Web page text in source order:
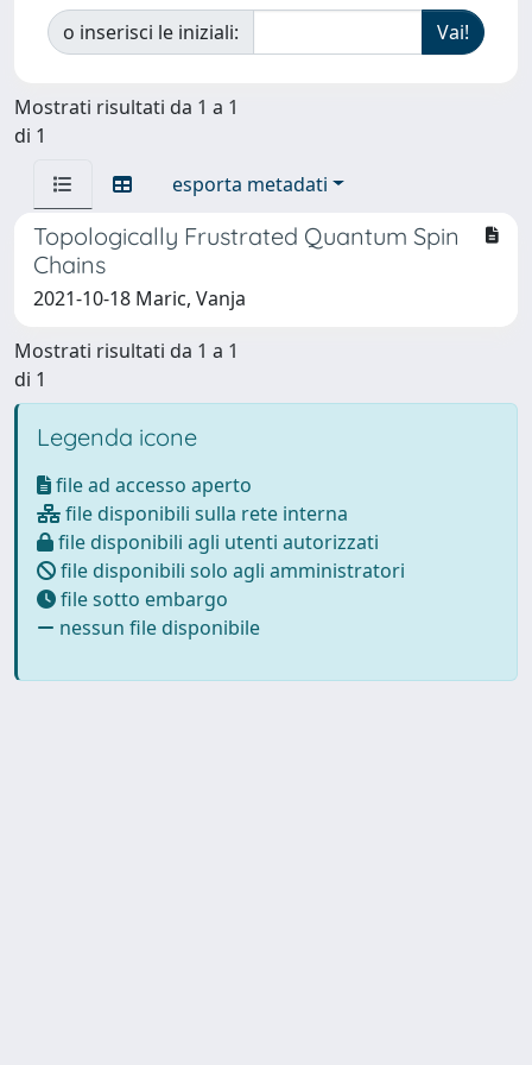
o inserisci le iniziali:
Mostrati risultati da 1 a 1
di 1
esporta metadati
Topologically Frustrated Quantum Spin
Chains
2021-10-18 Maric, Vanja
Mostrati risultati da 1 a 1
di 1
Legenda icone
file ad accesso aperto
file disponibili sulla rete interna
file disponibili agli utenti autorizzati
file disponibili solo agli amministratori
file sotto embargo
nessun file disponibile